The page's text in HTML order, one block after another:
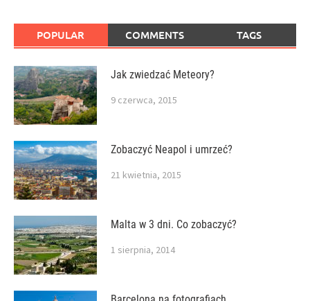
POPULAR COMMENTS TAGS
Jak zwiedzać Meteory?
9 czerwca, 2015
Zobaczyć Neapol i umrzeć?
21 kwietnia, 2015
Malta w 3 dni. Co zobaczyć?
1 sierpnia, 2014